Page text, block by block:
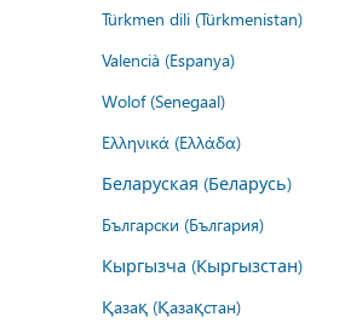
Türkmen dili (Türkmenistan)
Valencià (Espanya)
Wolof (Senegaal)
Ελληνικά (Ελλάδα)
Беларуская (Беларусь)
Български (България)
Кыргызча (Кыргызстан)
Қазақ (Қазақстан)